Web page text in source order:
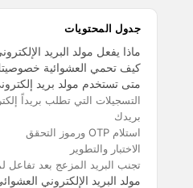
جدول المحتويات
ماذا يفعل مولد البريد
كيف تحمي العشوائية
متى تستخدم مولد بريد
التسجيلات التي تطلب بريداً
بريدك
استلام OTP ورموز التحقق
الاختبار والتطوير
تجنب البريد المزعج بعد تفاعل
مولد البريد الإلكتروني